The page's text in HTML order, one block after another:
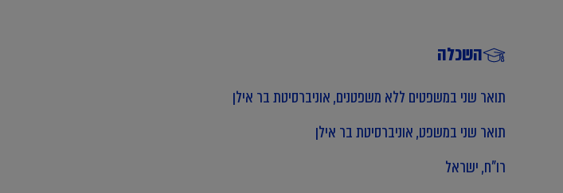
השכלה
תואר שני במשפטים ללא משפטנים, אוניברסיטת בר אילן
תואר שני במשפט, אוניברסיטת בר אילן
רו"ח, ישראל